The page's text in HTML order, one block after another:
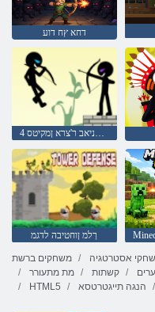
דחא ץח דוע
4 טנרטניאב ר'צרא ןמקיטס
ךלמ ןוחטיבה לדגמ
משחקים ברשת
אסטרטגיה
מת מתעורר
קשתות
HTML5
הנגה תייגטרטסא